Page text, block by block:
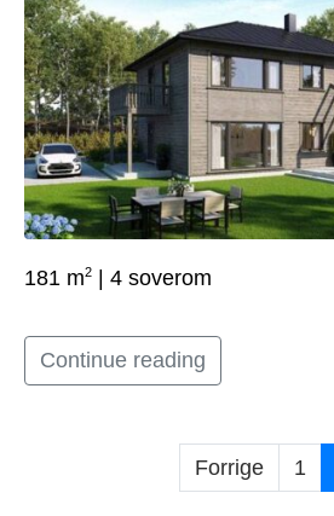
181 m2 | 4 soverom
Continue reading
Forrige 1